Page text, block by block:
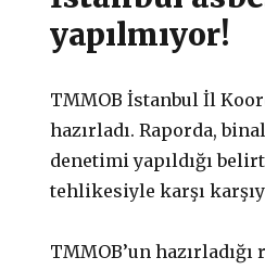
yapılmıyor!
TMMOB İstanbul İl
hazırladı. Raporda,
denetimi yapıldığı
tehlikesiyle karşı
TMMOB’un